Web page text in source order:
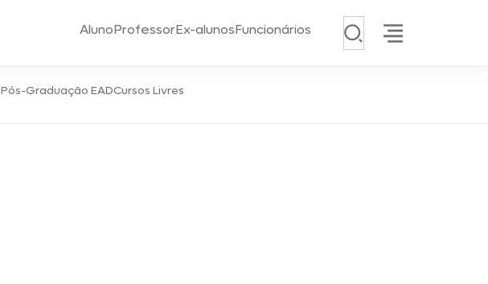
Pesquisar
AlunoProfessorEx-alunosFuncionários
Pós-Graduação EADCursos Livres